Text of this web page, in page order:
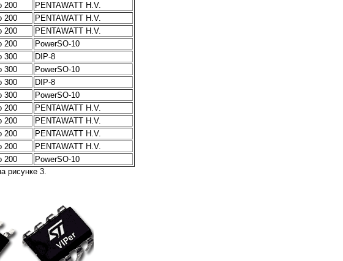
200
PENTAWATT H.V.
200
PENTAWATT H.V.
200
PENTAWATT H.V.
200
PowerSO-10
300
DIP-8
300
PowerSO-10
300
DIP-8
300
PowerSO-10
200
PENTAWATT H.V.
200
PENTAWATT H.V.
200
PENTAWATT H.V.
200
PENTAWATT H.V.
200
PowerSO-10
рисунке 3.